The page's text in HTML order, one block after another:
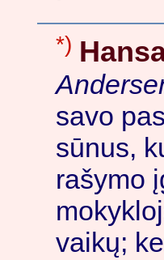
*)
savo
sūnus,
rašymo
vaikų;